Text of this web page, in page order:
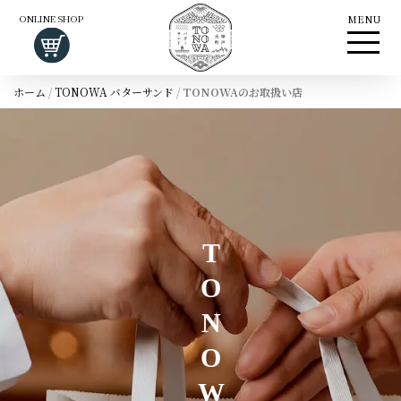
MENU
ONLINE SHOP
ホーム /TONOWA バターサンド / TONOWAのお取扱い店